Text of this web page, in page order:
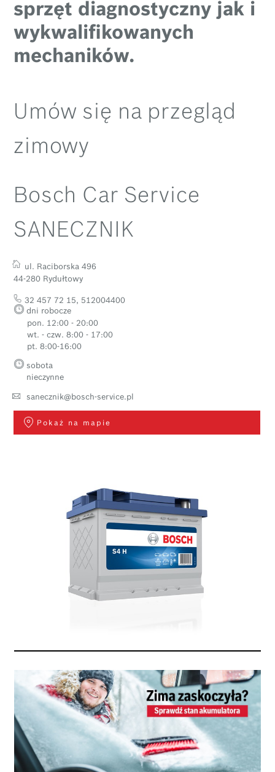
sprzęt diagnostyczny jak i
wykwalifikowanych
mechaników.
Umów się na przegląd
zimowy
Bosch Car Service
SANECZNIK
ul. Raciborska 496
44-280 Rydułtowy
32 457 72 15, 512004400
dni robocze
pon. 12:00 - 20:00
wt. - czw. 8:00 - 17:00
pt. 8:00-16:00
sobota
nieczynne
sanecznik@bosch-service.pl
Pokaż na mapie